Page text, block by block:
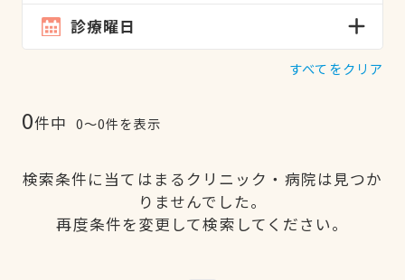
診療曜日
すべてをクリア
0件中 0〜0件を表示
検索条件に当てはまるクリニック・病院は見つか
りませんでした。
再度条件を変更して検索してください。